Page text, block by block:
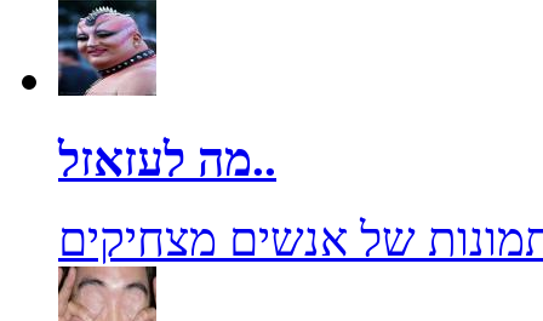
מה לעזאזל..
של אנשים מצחיקים